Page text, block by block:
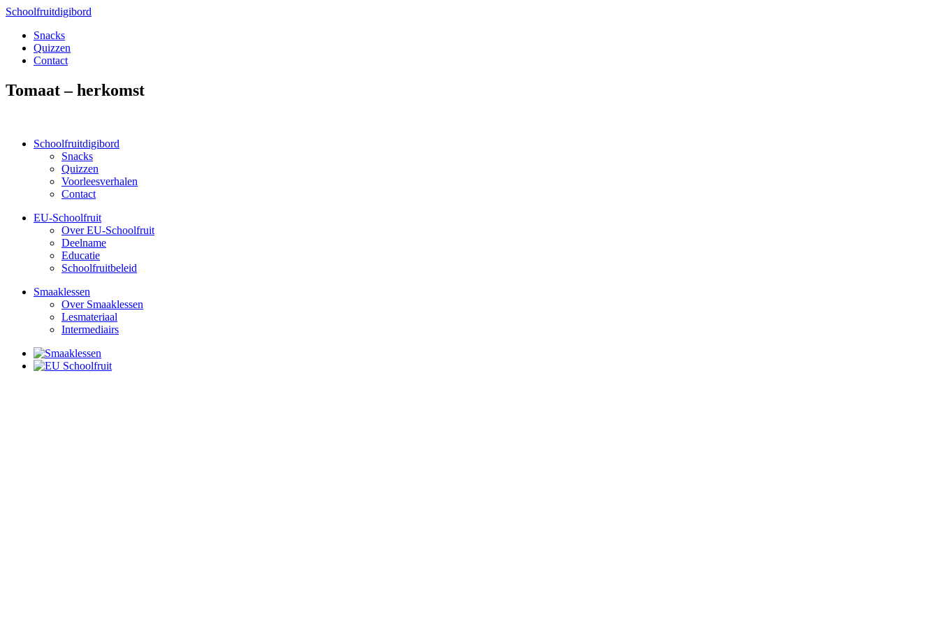
Schoolfruitdigibord
Snacks
Quizzen
Contact
Tomaat – herkomst
Schoolfruitdigibord
Snacks
Quizzen
Voorleesverhalen
Contact
EU-Schoolfruit
Over EU-Schoolfruit
Deelname
Educatie
Schoolfruitbeleid
Smaaklessen
Over Smaaklessen
Lesmateriaal
Intermediairs